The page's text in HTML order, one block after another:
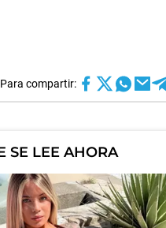
Para compartir:
SE LEE AHORA